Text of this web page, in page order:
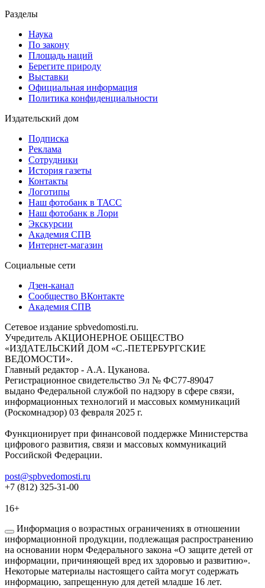
Разделы
Наука
По закону
Площадь наций
Берегите природу
Выставки
Официальная информация
Политика конфиденциальности
Издательский дом
Подписка
Реклама
Сотрудники
История газеты
Контакты
Логотипы
Наш фотобанк в ТАСС
Наш фотобанк в Лори
Экскурсии
Академия СПВ
Интернет-магазин
Социальные сети
Дзен-канал
Сообщество ВКонтакте
Академия СПВ
Сетевое издание spbvedomosti.ru.
Учредитель АКЦИОНЕРНОЕ ОБЩЕСТВО
«ИЗДАТЕЛЬСКИЙ ДОМ «С.-ПЕТЕРБУРГСКИЕ
ВЕДОМОСТИ».
Главный редактор - А.А. Цуканова.
Регистрационное свидетельство Эл № ФС77-89047
выдано Федеральной службой по надзору в сфере связи,
информационных технологий и массовых коммуникаций
(Роскомнадзор) 03 февраля 2025 г.
Функционирует при финансовой поддержке Министерства
цифрового развития, связи и массовых коммуникаций
Российской Федерации.
post@spbvedomosti.ru
+7 (812) 325-31-00
16+
Информация о возрастных ограничениях в отношении
информационной продукции, подлежащая распространению
на основании норм Федерального закона «О защите детей от
информации, причиняющей вред их здоровью и развитию».
Некоторые материалы настоящего сайта могут содержать
информацию, запрещенную для детей младше 16 лет.